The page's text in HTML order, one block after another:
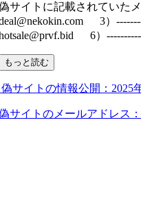
サイトに記載されていた
3）
6）
もっと読む
偽サイトの情報公開：2025
サイトのメールアドレス